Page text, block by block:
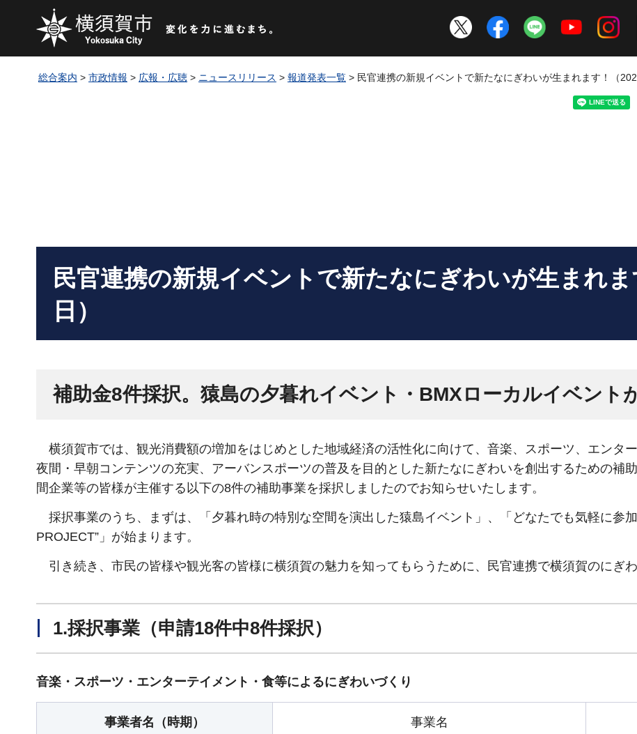
総合案内 > 市政情報 > 広報・広聴 > ニュースリリース > 報道発表一覧 > 民官連携の新規イベントで新たなにぎわいが生まれます！（
民官連携の新規イベントで新たなにぎわいが生まれ
日）
補助金8件採択。猿島の夕暮れイベント・BMXローカルイベント
横須賀市では、観光消費額の増加をはじめとした地域経済の活性化に向けて、音楽、スポーツ、エンタ
夜間・早朝コンテンツの充実、アーバンスポーツの普及を目的とした新たなにぎわいを創出するための補
間企業等の皆様が主催する以下の8件の補助事業を採択しましたのでお知らせいたします。
採択事業のうち、まずは、「夕暮れ時の特別な空間を演出した猿島イベント」、「どなたでも気軽に参
PROJECT”」が始まります。
引き続き、市民の皆様や観光客の皆様に横須賀の魅力を知ってもらうために、民官連携で横須賀のにぎ
1.採択事業（申請18件中8件採択）
音楽・スポーツ・エンターテイメント・食等によるにぎわいづくり
事業者名（時期） 事業名